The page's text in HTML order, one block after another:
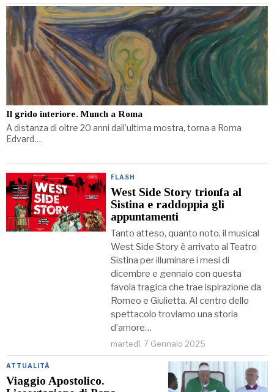
Il grido interiore. Munch a Roma
A distanza di oltre 20 anni dall’ultima mostra, torna a Roma
Edvard…
FLASH
West Side Story trionfa al
Sistina e raddoppia gli
appuntamenti
Tanto atteso, quanto noto, il musical
West Side Story è arrivato al Teatro
Sistina per illuminare i mesi di
dicembre e gennaio con questa
favola tragica che trae ispirazione da
Romeo e Giulietta. Al centro dello
spettacolo troviamo una storia
d’amore…
martedì, 7 Gennaio 2025
ATTUALITÀ
Viaggio Apostolico.